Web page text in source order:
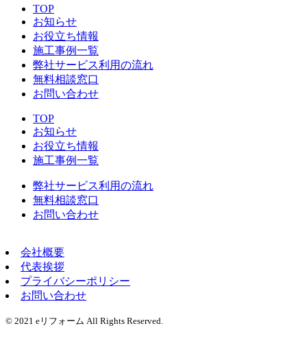
TOP
お知らせ
お役立ち情報
施工事例一覧
弊社サービス利用の流れ
無料相談窓口
お問い合わせ
TOP
お知らせ
お役立ち情報
施工事例一覧
弊社サービス利用の流れ
無料相談窓口
お問い合わせ
会社概要
代表挨拶
プライバシーポリシー
お問い合わせ
© 2021 eリフォーム All Rights Reserved.